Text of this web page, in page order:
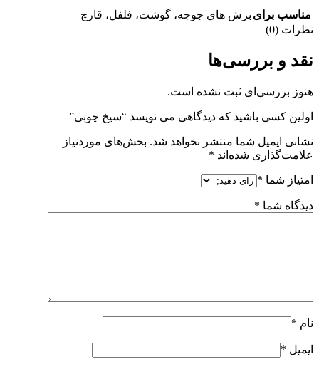
مناسب برای برش های جوجه، گوشت، فلفل، قارچ
نظرات (0)
نقد و بررسی‌ها
هنوز بررسی‌ای ثبت نشده است.
اولین کسی باشید که دیدگاهی می نویسد “سیخ چوبی”
نشانی ایمیل شما منتشر نخواهد شد. بخش‌های موردنیاز
علامت‌گذاری شده‌اند *
امتیاز شما *
دیدگاه شما *
نام *
ایمیل *